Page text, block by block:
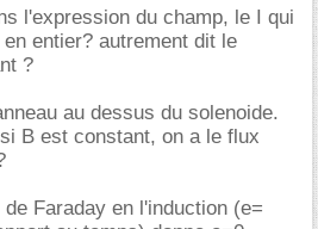
l'expression du champ, le I qui
entier? autrement dit le
?
au dessus du solenoide.
B est constant, on a le flux
Faraday en l'induction (e=